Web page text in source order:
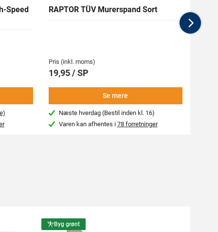
Speed
RAPTOR TÜV Murerspand Sort
Pris (inkl. moms)
19,95 / SP
Se mere
Næste hverdag (Bestil inden kl. 16)
Varen kan afhentes i 78 forretninger
Byg grønt